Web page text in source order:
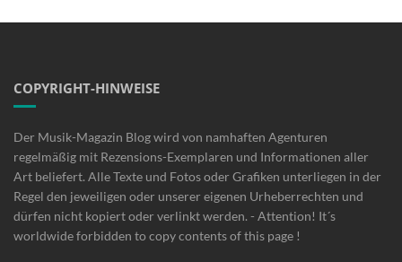
COPYRIGHT-HINWEISE
Der Musik-Magazin Blog wird von namhaften Agenturen
regelmäßig mit Rezensions-Exemplaren und Informationen aller
Art beliefert. Alle Texte und Fotos oder Grafiken unterliegen in der
Regel den jeweiligen oder unserer eigenen Urheberrechten und
dürfen nicht kopiert oder verlinkt werden. - Attention! It´s
worldwide forbidden to copy contents of this page !